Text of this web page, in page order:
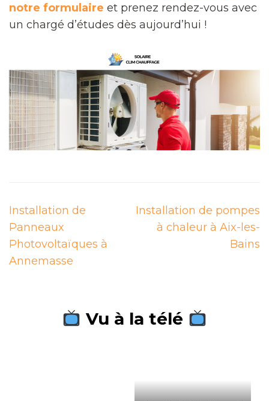
notre formulaire et prenez rendez-vous avec
un chargé d’études dès aujourd’hui !
Navigation
de
l’article
Installation de
Panneaux
Photovoltaïques à
Annemasse
Installation de pompes
à chaleur à Aix-les-
Bains
Vu à la télé